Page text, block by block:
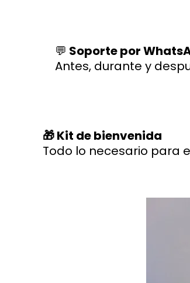
💬 Soporte por
Antes, durante y
🎁 Kit de bienvenida
Todo lo necesario para